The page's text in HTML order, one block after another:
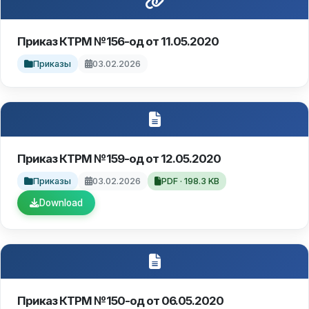
Приказ КТРМ №156-од от 11.05.2020
Приказы 03.02.2026
Приказ КТРМ №159-од от 12.05.2020
Приказы 03.02.2026 PDF · 198.3 KB
Download
Приказ КТРМ №150-од от 06.05.2020